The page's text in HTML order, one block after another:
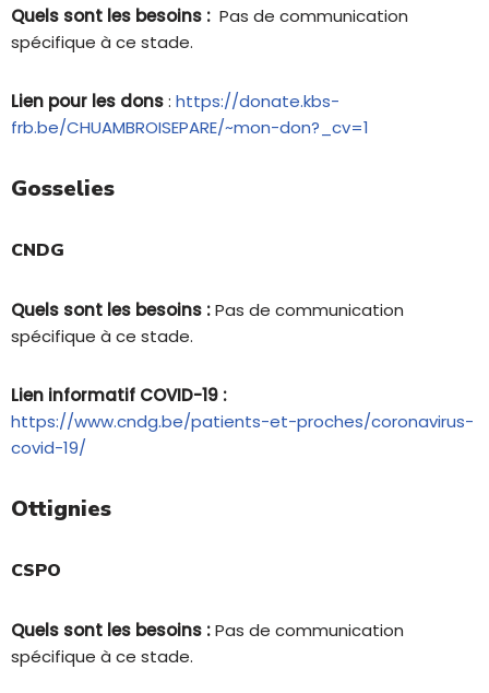
Quels sont les besoins : Pas de communication
spécifique à ce stade.
Lien pour les dons: https://donate.kbs-
frb.be/CHUAMBROISEPARE/~mon-don?_cv=1
Gosselies
CNDG
Quels sont les besoins :Pas de communication
spécifique à ce stade.
Lien informatif COVID-19 :
https://www.cndg.be/patients-et-proches/coronavirus-
covid-19/
Ottignies
CSPO
Quels sont les besoins :Pas de communication
spécifique à ce stade.